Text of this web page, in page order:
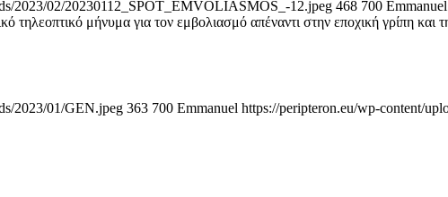
2023/02/20230112_SPOT_EMVOLIASMOS_-12.jpeg 468 700 Emmanuel
τηλεοπτικό μήνυμα για τον εμβολιασμό απέναντι στην εποχική γρίπη και
2023/01/GEN.jpeg 363 700 Emmanuel https://peripteron.eu/wp-content/